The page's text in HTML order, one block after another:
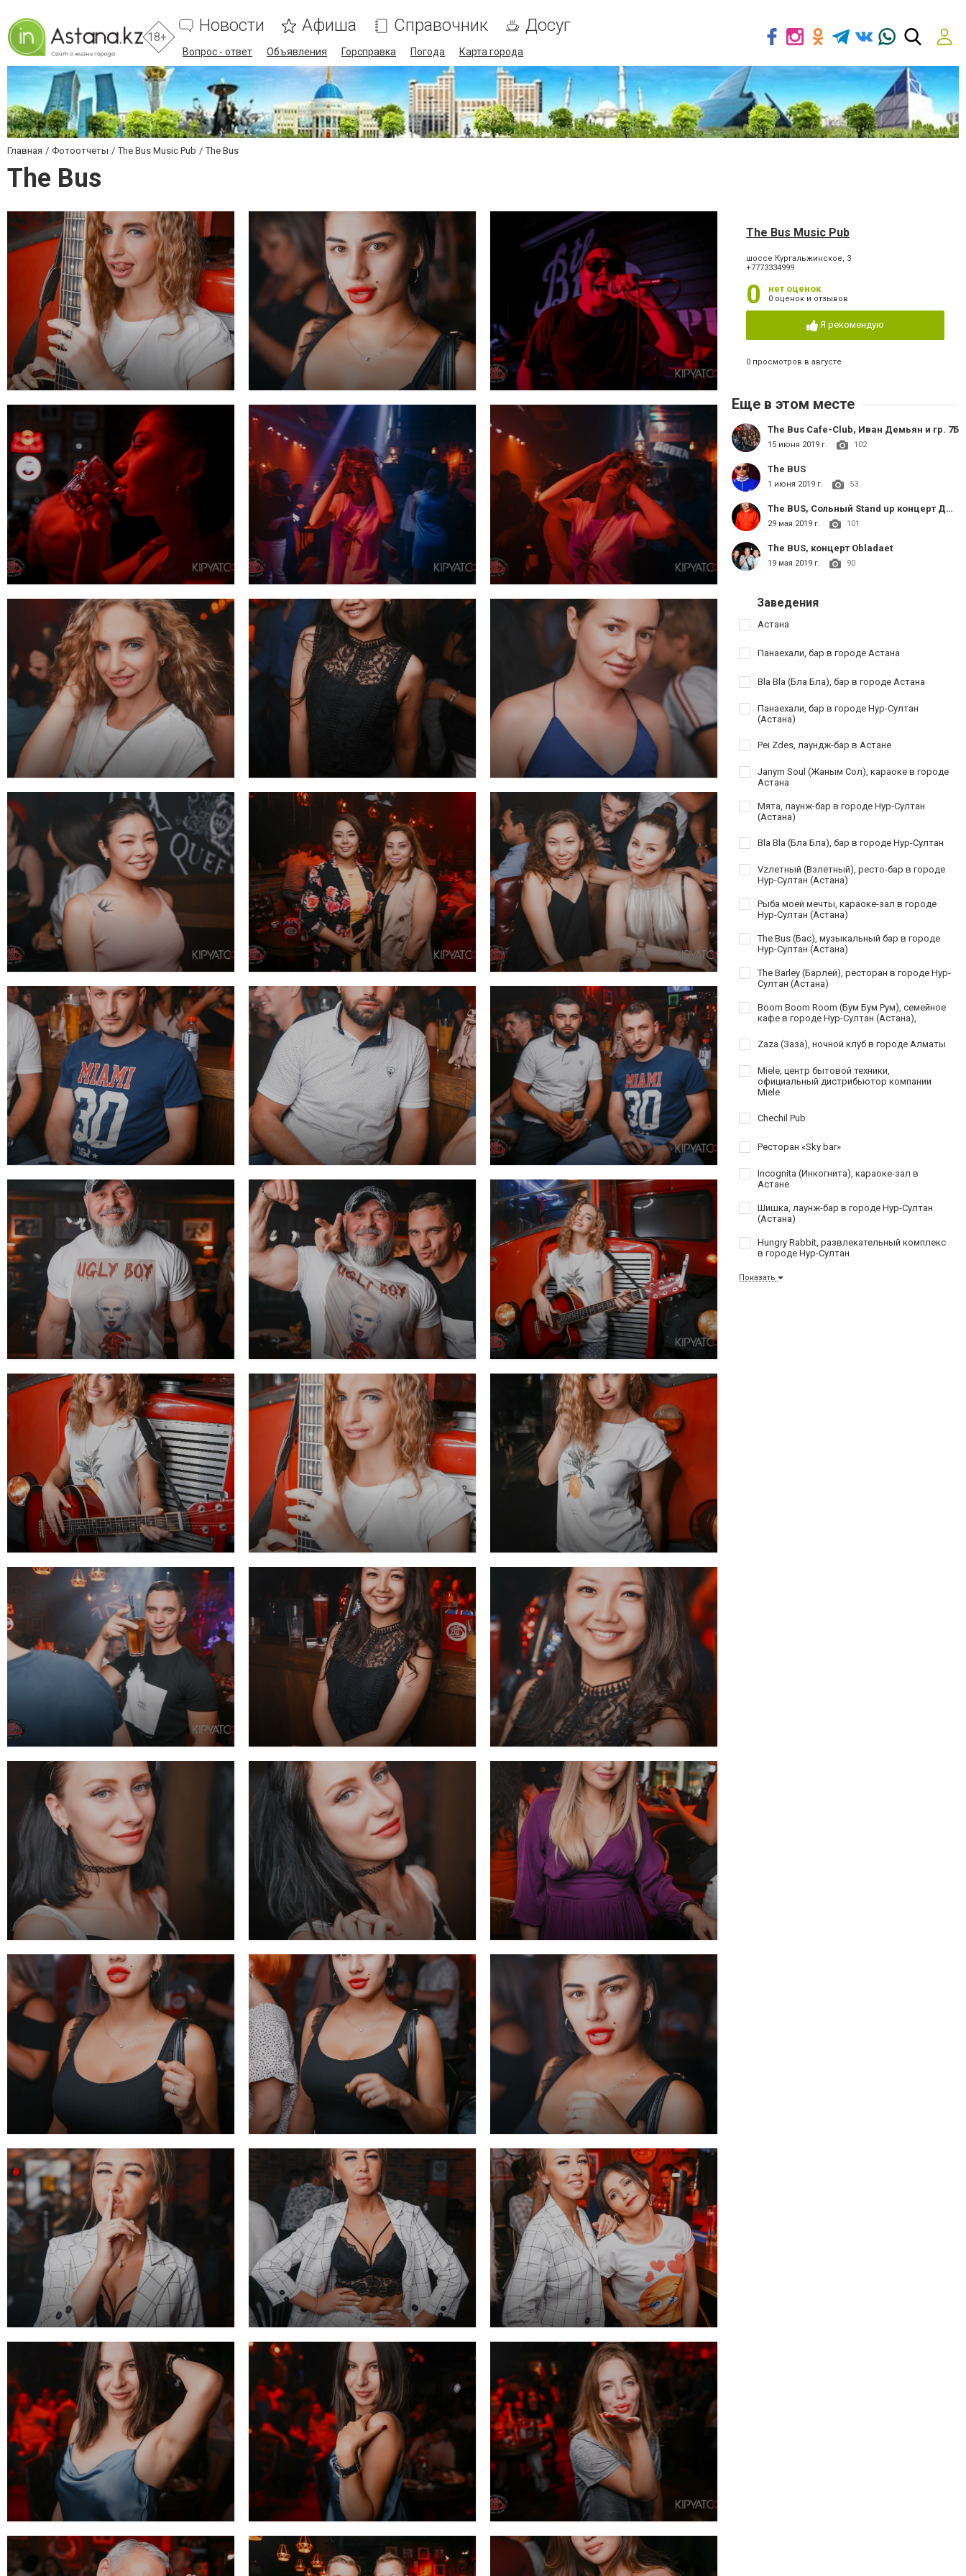
18+
Новости Афиша Справочник Досуг
Вопрос - ответ Объявления Горсправка Погода Карта города
Главная Фотоотчеты The Bus Music Pub The Bus
The Bus
The Bus Music Pub
шоссе Кургальжинское, 3
+7773334999
0 нет оценок
0 оценок и отзывов
Я рекомендую
0 просмотров в августе
Еще в этом месте
The Bus Cafe-Club, Иван Демьян и гр. 7Б
15 июня 2019 г. 102
The BUS
1 июня 2019 г. 53
The BUS, Cольный Stand up концерт Джамбула Кульдеева
29 мая 2019 г. 101
The BUS, концерт Obladaet
19 мая 2019 г. 90
Заведения
Астана
Панаехали, бар в городе Астана
Bla Bla (Бла Бла), бар в городе Астана
Панаехали, бар в городе Нур-Султан
(Астана)
Pei Zdes, лаундж-бар в Астане
Janym Soul (Жаным Сол), караоке в городе
Астана
Мята, лаунж-бар в городе Нур-Султан
(Астана)
Bla Bla (Бла Бла), бар в городе Нур-Султан
Vzлетный (Взлетный), ресто-бар в городе
Нур-Султан (Астана)
Рыба моей мечты, караоке-зал в городе
Нур-Султан (Астана)
The Bus (Бас), музыкальный бар в городе
Нур-Султан (Астана)
The Barley (Барлей), ресторан в городе Нур-
Султан (Астана)
Boom Boom Room (Бум Бум Рум), семейное
кафе в городе Нур-Султан (Астана),
Zaza (Заза), ночной клуб в городе Алматы
Miele, центр бытовой техники,
официальный дистрибьютор компании
Miele
Chechil Pub
Ресторан «Sky bar»
Incognita (Инкогнита), караоке-зал в
Астане
Шишка, лаунж-бар в городе Нур-Султан
(Астана)
Hungry Rabbit, развлекательный комплекс
в городе Нур-Султан
Показать